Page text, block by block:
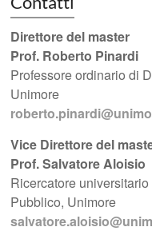
Direttore del master
Prof. Roberto Pinardi
Professore ordinario di
Unimore
Vice Direttore del
Prof. Salvatore Aloisio
Ricercatore
Pubblico, Unimore